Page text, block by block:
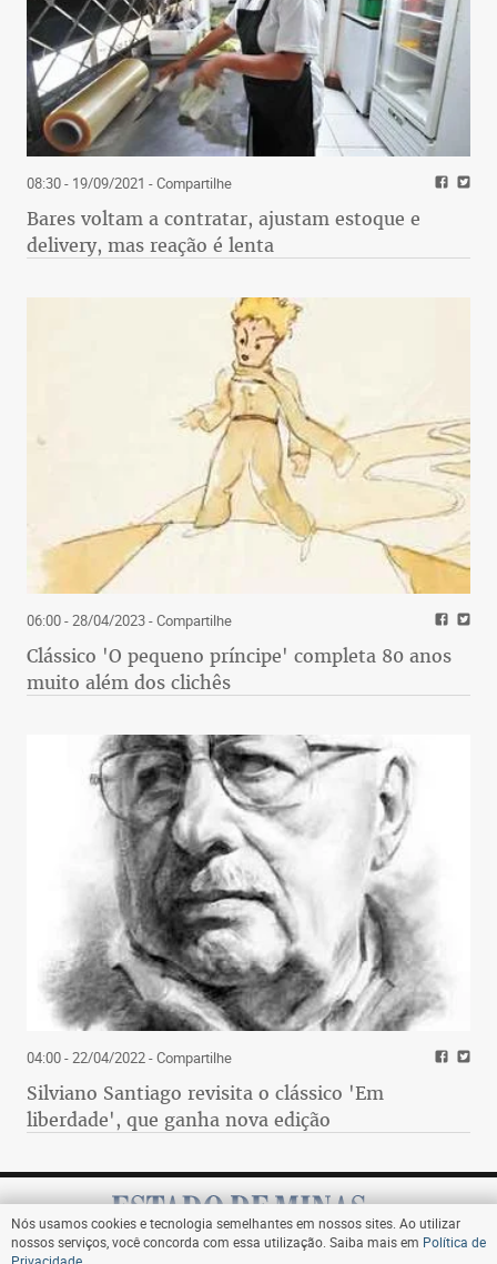
08:30 - 19/09/2021 - Compartilhe
Bares voltam a contratar, ajustam estoque e
delivery, mas reação é lenta
06:00 - 28/04/2023- Compartilhe
Clássico 'O pequeno príncipe' completa 80 anos
muito além dos clichês
04:00 - 22/04/2022- Compartilhe
Silviano Santiago revisita o clássico 'Em
liberdade', que ganha nova edição
Nós usamos cookies e tecnologia semelhantes em nossos sites. Ao utilizar
nossos serviços, você concorda com essa utilização. Saiba mais em Política de